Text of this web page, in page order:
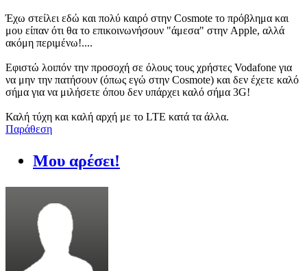
Έχω στείλει εδώ και πολύ καιρό στην Cosmote το πρόβλημα και
μου είπαν ότι θα το επικοινωνήσουν "άμεσα" στην Apple, αλλά
ακόμη περιμένω!....
Εφιστώ λοιπόν την προσοχή σε όλους τους χρήστες Vodafone για
να μην την πατήσουν (όπως εγώ στην Cosmote) και δεν έχετε καλό
σήμα για να μιλήσετε όπου δεν υπάρχει καλό σήμα 3G!
Καλή τύχη και καλή αρχή με το LTE κατά τα άλλα.
Παράθεση
Μου αρέσει!